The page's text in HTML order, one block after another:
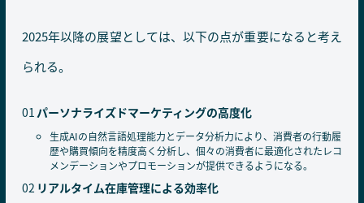
2025年以降の展望としては、以下の点が重要になると考え
られる。
パーソナライズドマーケティングの高度化
生成AIの自然言語処理能力とデータ分析力により、消費者の行動履
歴や購買傾向を精度高く分析し、個々の消費者に最適化されたレコ
メンデーションやプロモーションが提供できるようになる。
リアルタイム在庫管理による効率化